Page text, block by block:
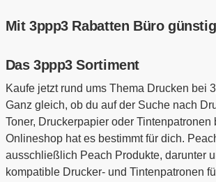
Mit 3ppp3 Rabatten Büro
Das 3ppp3 Sortiment
Kaufe jetzt rund ums Thema Drucken bei
Ganz gleich, ob du auf der Suche nach
Toner, Druckerpapier oder Tintenpatronen
Onlineshop hat es bestimmt für dich.
ausschließlich Peach Produkte, darunter
kompatible Drucker- und Tintenpatronen